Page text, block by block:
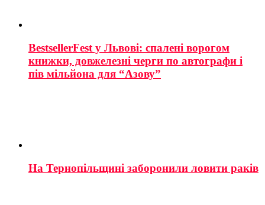
BestsellerFest у Львові: спалені ворогом
книжки, довжелезні черги по автографи і
пів мільйона для “Азову”
На Тернопільщині заборонили ловити раків